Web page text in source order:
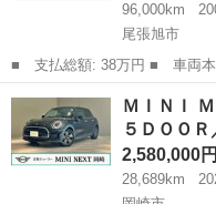
96,000km
尾張旭市
■ 支払総額: 38万円 ■ 車両本体価格： 198,000 円 ■ メーカー
名： ＭＩＮＩ ■ 車種名：
ー ディーラー車 ＥＴＣ オ
ク ＵＶカットフィ...
愛知 尾張旭市
ＭＩＮＩ
５ＤＯＯ
2,580,000円
28,689km